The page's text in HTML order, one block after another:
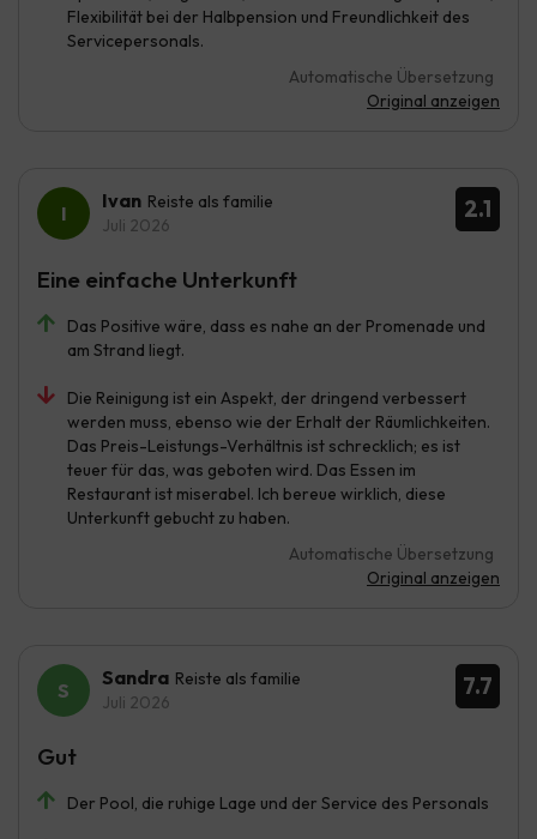
Flexibilität bei der Halbpension und Freundlichkeit des
Servicepersonals.
Automatische Übersetzung
Original anzeigen
2.1
Ivan Reiste als familie
Juli 2026
Das Positive wäre, dass es nahe an der Promenade und
am Strand liegt.
Die Reinigung ist ein Aspekt, der dringend verbessert
werden muss, ebenso wie der Erhalt der Räumlichkeiten.
Das Preis-Leistungs-Verhältnis ist schrecklich; es ist
teuer für das, was geboten wird. Das Essen im
Restaurant ist miserabel. Ich bereue wirklich, diese
Unterkunft gebucht zu haben.
Automatische Übersetzung
Original anzeigen
Eine einfache Unterkunft
7.7
Sandra Reiste als familie
Juli 2026
Der Pool, die ruhige Lage und der Service des Personals
Gut